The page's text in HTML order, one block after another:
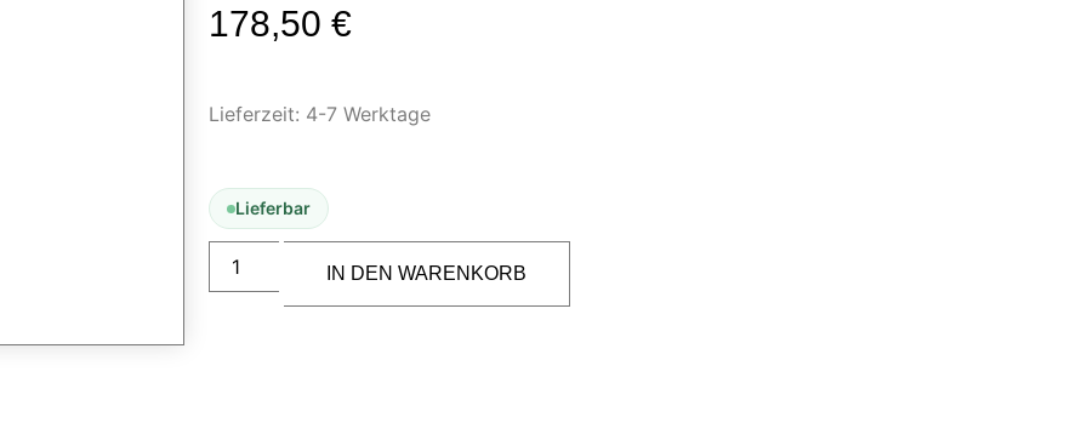
178,50 €
Lieferzeit: 4-7 Werktage
Lieferbar
IN DEN WARENKORB